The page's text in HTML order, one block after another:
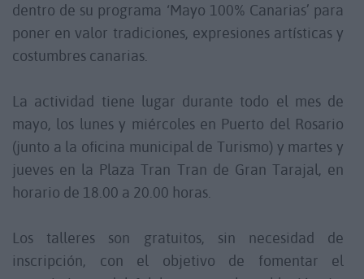
dentro de su programa ‘Mayo 100% Canarias’ para
poner en valor tradiciones, expresiones artísticas y
costumbres canarias.
La actividad tiene lugar durante todo el mes de
mayo, los lunes y miércoles en Puerto del Rosario
(junto a la oficina municipal de Turismo) y martes y
jueves en la Plaza Tran Tran de Gran Tarajal, en
horario de 18.00 a 20.00 horas.
Los talleres son gratuitos, sin necesidad de
inscripción, con el objetivo de fomentar el